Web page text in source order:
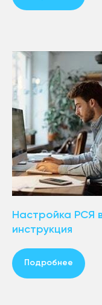
Настройка РСЯ
инструкция
Подробнее